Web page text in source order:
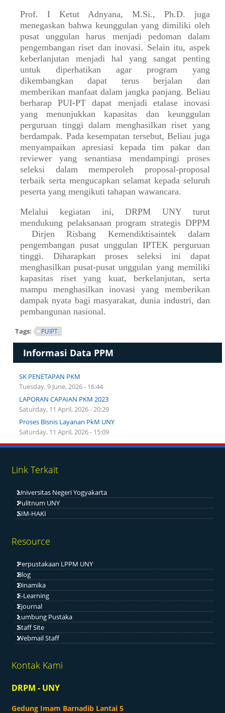
Prof. I Ketut Adnyana, M.Si., Ph.D. juga
menegaskan bahwa keunggulan yang dimiliki oleh
pusat unggulan harus menjadi pedoman dalam
pengembangan riset dan inovasi. Selain itu, aspek
keberlanjutan menjadi hal yang sangat penting
untuk diperhatikan agar program yang
dikembangkan dapat terus berjalan dan
memberikan manfaat dalam jangka panjang. Beliau
berharap PUI-PT dapat menjadi etalase inovasi
yang menunjukkan kapasitas dan keunggulan
perguruan tinggi dalam menghasilkan riset yang
berdampak. Pada kesempatan tersebut, Beliau juga
menyampaikan apresiasi kepada tim pakar dan
reviewer yang senantiasa mendampingi proses
seleksi dalam memperoleh proposal-proposal
terbaik serta mengucapkan selamat kepada seluruh
peserta yang mengikuti tahapan wawancara.
Melalui kegiatan ini, DRPM UNY turut
mendukung pelaksanaan program strategis DPPM
Dirjen Risbang Kemendiktisaintek dalam
pengembangan pusat unggulan IPTEK perguruan
tinggi. Diharapkan proses seleksi ini dapat
menghasilkan pusat-pusat unggulan yang memiliki
kapasitas riset yang kuat, berkelanjutan, serta
mampu menghasilkan inovasi yang memberikan
dampak nyata bagi masyarakat, dunia industri, dan
pembangunan nasional.
Tags: PUIPT
Informasi Data PPM
SK PENETAPAN PKM
Tuesday, 9 June, 2026 - 16:44
LAPORAN CAPAIAN PKM 2023
Saturday, 11 April, 2026 - 20:29
Proses Bisnis Layanan PkM UNY
Saturday, 11 April, 2026 - 15:09
Link Terkait
Universitas Negeri Yogyakarta
Pulitnum UNY
SIM-HAKI
Resource
Perpustakaan LPPM UNY
Blog
Dinamika
E-Learning
Ejournal
Lumbung Pustaka
Staff Site
Webmail Staff
Kontak Kami
DRPM - UNY
Gedung Imam Barnadib Lantai 5